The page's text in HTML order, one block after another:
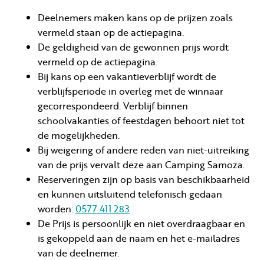
Deelnemers maken kans op de prijzen zoals
vermeld staan op de actiepagina.
De geldigheid van de gewonnen prijs wordt
vermeld op de actiepagina.
Bij kans op een vakantieverblijf wordt de
verblijfsperiode in overleg met de winnaar
gecorrespondeerd. Verblijf binnen
schoolvakanties of feestdagen behoort niet tot
de mogelijkheden.
Bij weigering of andere reden van niet-uitreiking
van de prijs vervalt deze aan Camping Samoza.
Reserveringen zijn op basis van beschikbaarheid
en kunnen uitsluitend telefonisch gedaan
worden:0577 411 283
De Prijs is persoonlijk en niet overdraagbaar en
is gekoppeld aan de naam en het e-mailadres
van de deelnemer.